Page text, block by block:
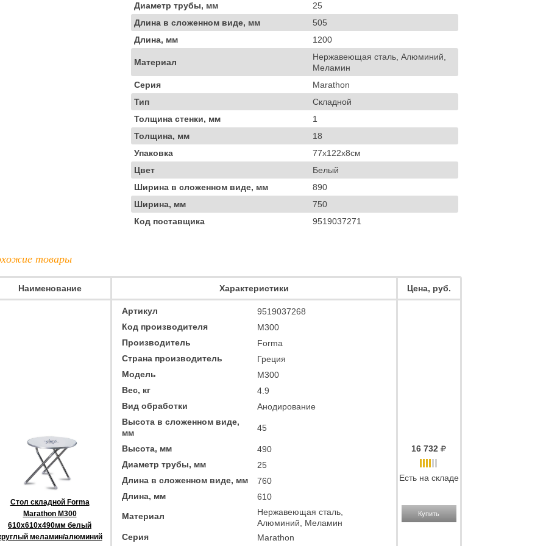
Диаметр трубы, мм
25
Длина в сложенном виде, мм
505
Длина, мм
1200
Материал
Нержавеющая сталь, Алюминий,
Меламин
Серия
Marathon
Тип
Складной
Толщина стенки, мм
1
Толщина, мм
18
Упаковка
77x122x8см
Цвет
Белый
Ширина в сложенном виде, мм
890
Ширина, мм
750
Код поставщика
9519037271
товары
Наименование Характеристики Цена, руб.
Стол складной Forma
Marathon M300
610x610x490мм белый
меламин/алюминий
Артикул
9519037268
Код производителя
M300
Производитель
Forma
Страна производитель
Греция
Модель
M300
Вес, кг
4.9
Вид обработки
Анодирование
Высота в сложенном виде,
мм
45
Высота, мм
490
Диаметр трубы, мм
25
Длина в сложенном виде, мм
760
Длина, мм
610
Материал
Нержавеющая сталь,
Алюминий, Меламин
Серия
Marathon
16 732
Есть на складе
Купить